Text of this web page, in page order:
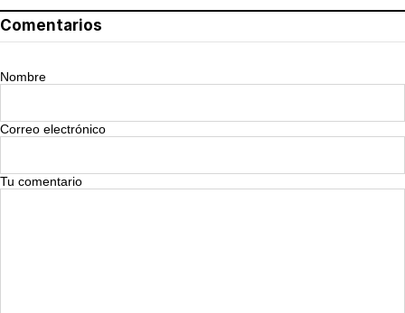
Comentarios
Nombre
Correo electrónico
Tu comentario